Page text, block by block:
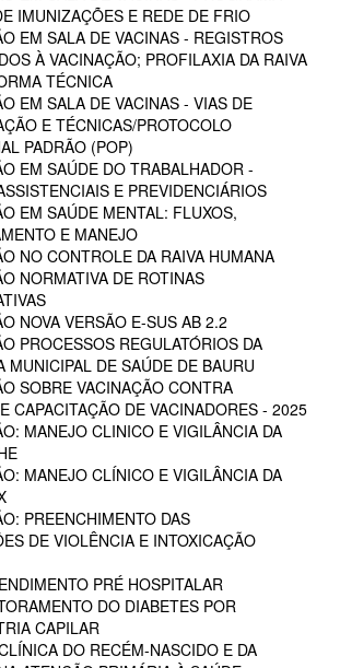
IMUNIZAÇÕES E REDE DE FRIO
EM SALA DE VACINAS - REGISTROS
À VACINAÇÃO; PROFILAXIA DA RAIVA
TÉCNICA
EM SALA DE VACINAS - VIAS DE
E TÉCNICAS/PROTOCOLO
PADRÃO (POP)
EM SAÚDE DO TRABALHADOR -
E PREVIDENCIÁRIOS
EM SAÚDE MENTAL: FLUXOS,
E MANEJO
NO CONTROLE DA RAIVA HUMANA
NORMATIVA DE ROTINAS
NOVA VERSÃO E-SUS AB 2.2
PROCESSOS REGULATÓRIOS DA
MUNICIPAL DE SAÚDE DE BAURU
SOBRE VACINAÇÃO CONTRA
CAPACITAÇÃO DE VACINADORES - 2025
MANEJO CLINICO E VIGILÂNCIA DA
MANEJO CLÍNICO E VIGILÂNCIA DA
PREENCHIMENTO DAS
DE VIOLÊNCIA E INTOXICAÇÃO
PRÉ HOSPITALAR
DO DIABETES POR
CAPILAR
DO RECÉM-NASCIDO E DA